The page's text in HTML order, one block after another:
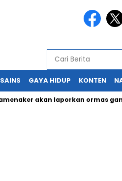
GAYA HIDUP KONTEN
akan laporkan ormas ganggu